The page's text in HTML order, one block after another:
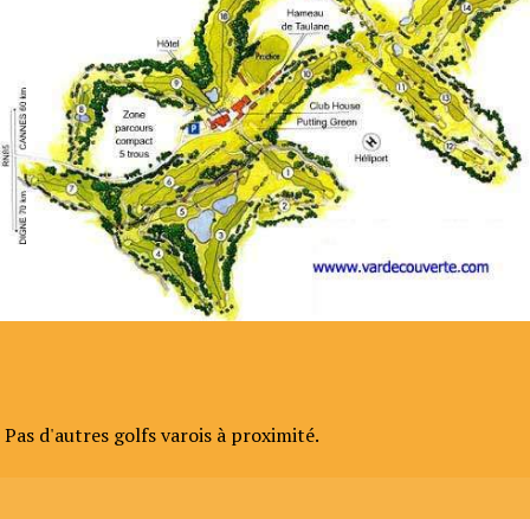
Pas d'autres golfs varois à proximité.